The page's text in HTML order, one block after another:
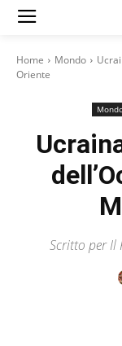
Home Mondo
Oriente
Scritto per